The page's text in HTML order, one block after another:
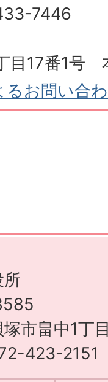
7446
目17番1号
るお問い合
所
市畠中1丁
423-2151